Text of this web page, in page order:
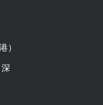
）
深